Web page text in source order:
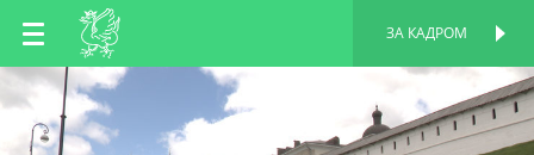
RU ЗА КАДРОМ
ПЕРСОНАЛЬНАЯ
СТРАНИЦА